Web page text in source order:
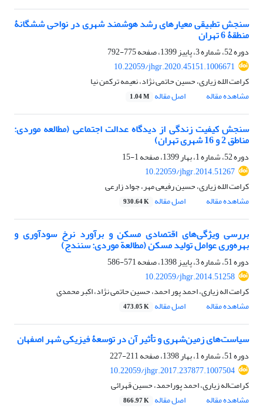
سنجش تطبیقی معیارهای رشد هوشمند شهری در نواحی شش‏گانۀ
منطقۀ 6 تهران
دوره 52، شماره 3، پاییز 1399، صفحه
775-792
10.22059/jhgr.2020.45151.1006671
کرامت الله زیاری، حسین حاتمی نژاد، نعیمه ترکمن نیا
مشاهده مقاله
اصل مقاله 1.04 M
سنجش کیفیت زندگی از دیدگاه عدالت اجتماعی (مطالعه موردی:
مناطق 2 و 16 شهری تهران)
دوره 52، شماره 1، بهار 1399، صفحه
1-15
10.22059/jhgr.2014.51267
کرامت ‏الله زیاری، حسین رفیعی مهر، جواد زارعی
مشاهده مقاله
اصل مقاله 930.64 K
بررسی ویژگی‌های اقتصادی مسکن و برآورد نرخ سودآوری و
بهره‌وری عوامل تولید مسکن (مطالعة موردی: سنندج)
دوره 51، شماره 3، پاییز 1398، صفحه
571-586
10.22059/jhgr.2014.51258
کرامت اله زیاری، احمد پور احمد، حسین حاتمی نژاد، اکبر محمدی
مشاهده مقاله
اصل مقاله 473.05 K
سیاست‌های زمین‌شهری و تأثیر آن در توسعۀ فیزیکی شهر اصفهان
دوره 51، شماره 1، بهار 1398، صفحه
211-227
10.22059/jhgr.2017.237877.1007504
کرامت‌اله زیاری، احمد پوراحمد، حسین قهرائی
مشاهده مقاله
اصل مقاله 866.97 K